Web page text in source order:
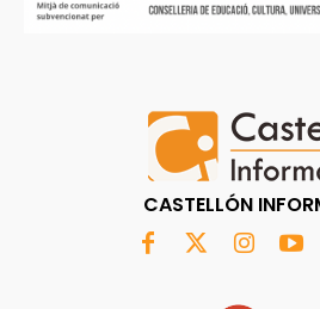
CASTELLÓN